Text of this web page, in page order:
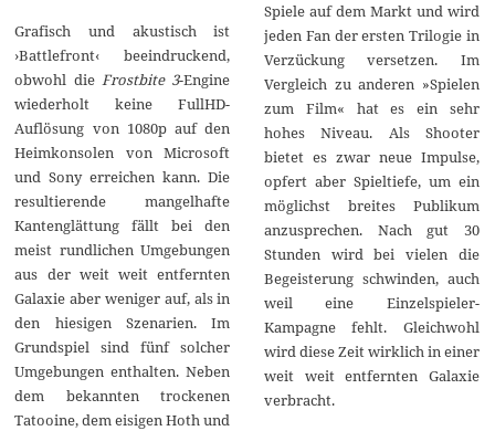
Grafisch und akustisch ist
›Battlefront‹ beeindruckend,
obwohl die Frostbite 3-Engine
wiederholt keine FullHD-
Auflösung von 1080p auf den
Heimkonsolen von Microsoft
und Sony erreichen kann. Die
resultierende mangelhafte
Kantenglättung fällt bei den
meist rundlichen Umgebungen
aus der weit weit entfernten
Galaxie aber weniger auf, als in
den hiesigen Szenarien. Im
Grundspiel sind fünf solcher
Umgebungen enthalten. Neben
dem bekannten trockenen
Tatooine, dem eisigen Hoth und
Spiele auf dem Markt und wird
jeden Fan der ersten Trilogie in
Verzückung versetzen. Im
Vergleich zu anderen »Spielen
zum Film« hat es ein sehr
hohes Niveau. Als Shooter
bietet es zwar neue Impulse,
opfert aber Spieltiefe, um ein
möglichst breites Publikum
anzusprechen. Nach gut 30
Stunden wird bei vielen die
Begeisterung schwinden, auch
weil eine Einzelspieler-
Kampagne fehlt. Gleichwohl
wird diese Zeit wirklich in einer
weit weit entfernten Galaxie
verbracht.